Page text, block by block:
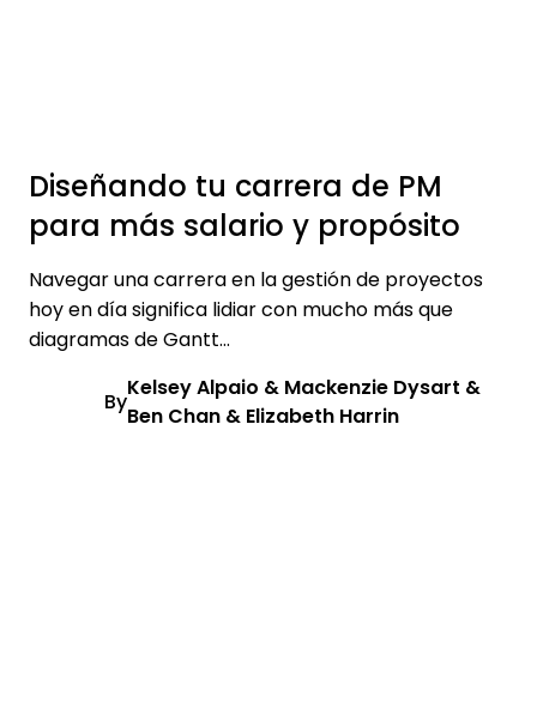
Diseñando tu carrera de PM
para más salario y propósito
Navegar una carrera en la gestión de proyectos
hoy en día significa lidiar con mucho más que
diagramas de Gantt...
By
Kelsey Alpaio & Mackenzie Dysart &
Ben Chan & Elizabeth Harrin